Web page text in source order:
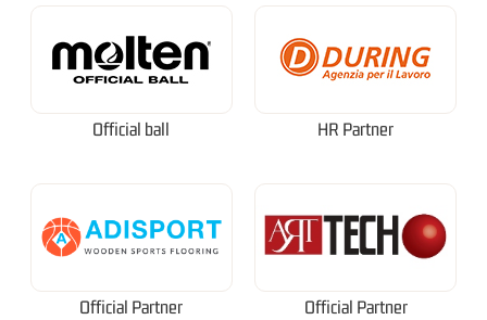
Official ball HR Partner
Official Partner Official Partner